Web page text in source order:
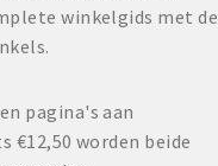
winkelgids met de
pagina's aan
€12,50 worden beide